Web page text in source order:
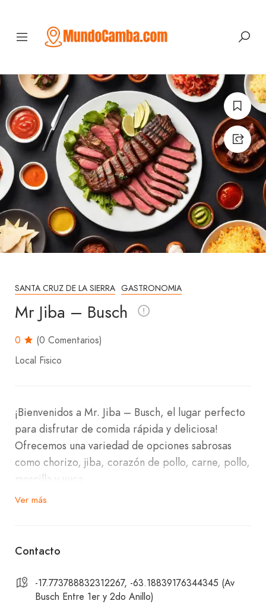
SANTA CRUZ DE LA SIERRA GASTRONOMIA
Mr Jiba – Busch
0
(0 Comentarios)
Local Fisico
¡Bienvenidos a Mr. Jiba – Busch, el lugar perfecto
para disfrutar de comida rápida y deliciosa!
Ofrecemos una variedad de opciones sabrosas
como chorizo, jiba, corazón de pollo, carne, pollo,
morcilla y yuca.
selección de gaseosas y refrescos.
Ver más
Contacto
-17.773788832312267, -63.18839176344345 (Av
Busch Entre 1er y 2do Anillo)